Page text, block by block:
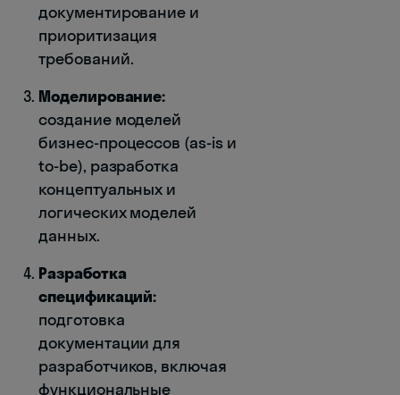
документирование и
приоритизация
требований.
Моделирование:
создание моделей
бизнес-процессов (as-is и
to-be), разработка
концептуальных и
логических моделей
данных.
Разработка
спецификаций:
подготовка
документации для
разработчиков, включая
функциональные